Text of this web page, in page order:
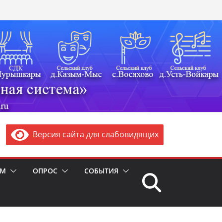
Версия сайта для слабовидящих
ОПРОС СОБЫТИЯ